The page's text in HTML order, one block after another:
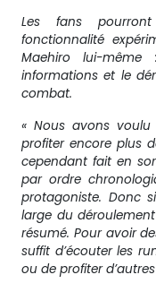
Les fans
fonctionnalité
Maehiro lui-
informations et le
combat.
« Nous avons
profiter encore plus
cependant fait en
par ordre
protagoniste. Donc
large du
résumé. Pour avoir
suffit d’écouter les
ou de profiter